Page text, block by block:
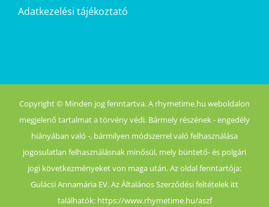
Adatkezelési tájékoztató
Copyright © Minden jog fenntartva. A rhymetime.hu weboldalon
megjelenő tartalmat a törvény védi. Bármely részének - engedély
hiányában való -, bármilyen módszerrel való felhasználása
jogosulatlan felhasználásnak minősül, mely büntető- és polgári
jogi következményeket von maga után. Az oldal fenntartója:
Gulácsi Annamária EV. Az Általános Szerződési feltételek itt
találhatók: https://www.rhymetime.hu/aszf